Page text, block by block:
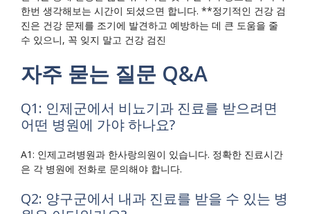
한번 생각해보는 시간이 되셨으면 합니다. **정기적인 건강 검
진은 건강 문제를 조기에 발견하고 예방하는 데 큰 도움을 줄
수 있으니, 꼭 잊지 말고 건강 검진
자주 묻는 질문 Q&A
Q1: 인제군에서 비뇨기과 진료를 받으려면
어떤 병원에 가야 하나요?
A1: 인제고려병원과 한사랑의원이 있습니다. 정확한 진료시간
은 각 병원에 전화로 문의해야 합니다.
Q2: 양구군에서 내과 진료를 받을 수 있는 병